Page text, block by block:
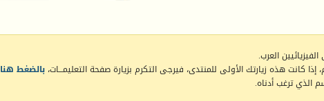
العرب.
إذا كانت هذه زيارتك الأولى للمنتدى، فيرجى التكرم بزيارة صفحة التعليمـــات، بالضغط هنا
الذي ترغب أدناه.